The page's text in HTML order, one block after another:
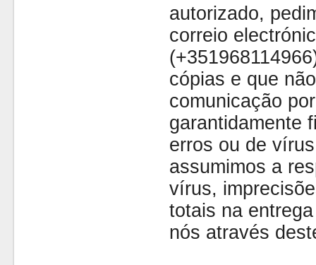
autorizado,
correio
cópias e que
comunicação
garantidamente
erros ou de
assumimos a
vírus,
totais na
nós através